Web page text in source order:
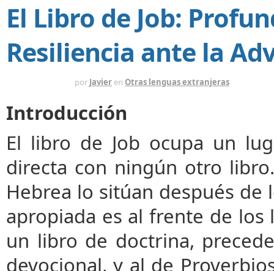
El Libro de Job:
Resiliencia ante la
por Javier en Otras lenguas extranjeras
Introducción
El libro de Job ocupa un
directa con ningún otro
Hebrea lo sitúan después de
apropiada es al frente de los
un libro de doctrina,
devocional, y al de